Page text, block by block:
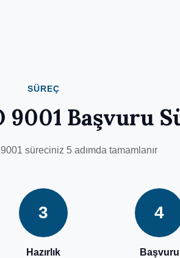
SÜREÇ
9001 Başvuru
süreciniz 5 adımda tamamlanır
3
Hazırlık
4
Başvuru